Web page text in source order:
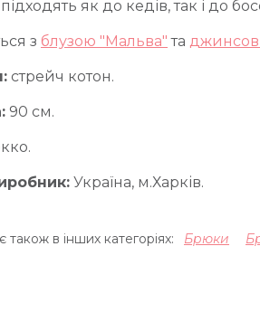
як до кедів, так і до
з блузою "Мальва" та
стрейч котон.
90 см.
Україна, м.Харків.
також в інших категоріях: Брюки